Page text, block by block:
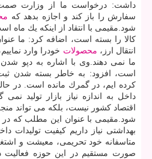
داشت: درخواست ما از وزارت
سفارش را باز كند و اجازه بدهد كه
شود.مقیمی با انتقاد از اینكه یك
كالا را بسته است، اضافه كرد: ما
انتقال ارز، محصولات خودرا وارد
ما نمی دهند.وی با اشاره به دپو
است، افزود: به خاطر بسته شدن
كرده ایم، در گمرك مانده است. در
داخل به اندازه نیاز بازار تولید
اقتصاد كشور نیست، بلكه می تواند
شود.مقیمی با عنوان این مطلب كه در
بهداشتی نیاز داریم كیفیت تولیدات